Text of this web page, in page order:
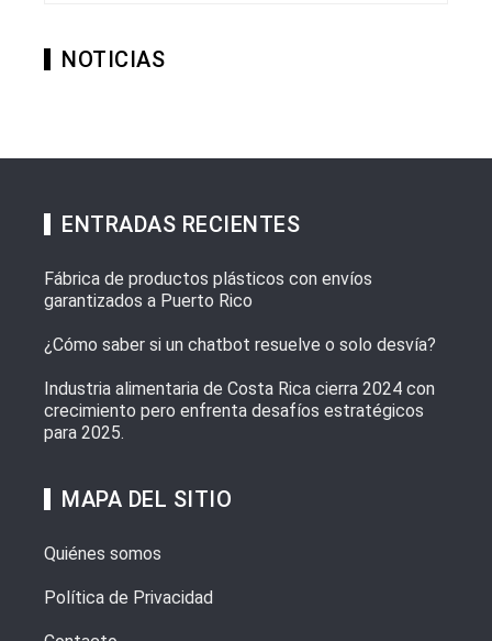
NOTICIAS
ENTRADAS RECIENTES
Fábrica de productos plásticos con envíos
garantizados a Puerto Rico
¿Cómo saber si un chatbot resuelve o solo desvía?
Industria alimentaria de Costa Rica cierra 2024 con
crecimiento pero enfrenta desafíos estratégicos
para 2025.
MAPA DEL SITIO
Quiénes somos
Política de Privacidad